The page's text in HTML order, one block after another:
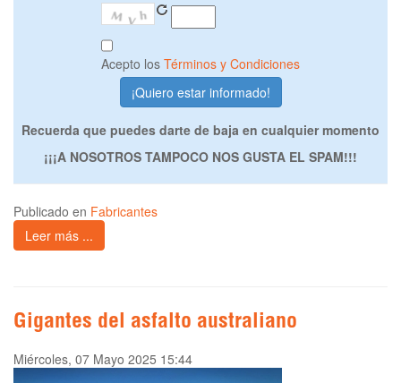
Acepto los Términos y Condiciones
Recuerda que puedes darte de baja en cualquier momento
¡¡¡A NOSOTROS TAMPOCO NOS GUSTA EL SPAM!!!
Publicado en Fabricantes
Leer más ...
Gigantes del asfalto australiano
Miércoles, 07 Mayo 2025 15:44